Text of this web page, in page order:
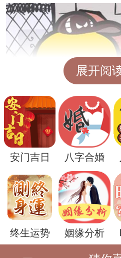
另一种解释是，白虫
的恐惧或者不安。虫子
到恶心和不舒服的生物
的白虫子可能是一种
种困扰或者压力的回应
展开阅
安门吉日 八字合婚
终生运势 姻缘分析